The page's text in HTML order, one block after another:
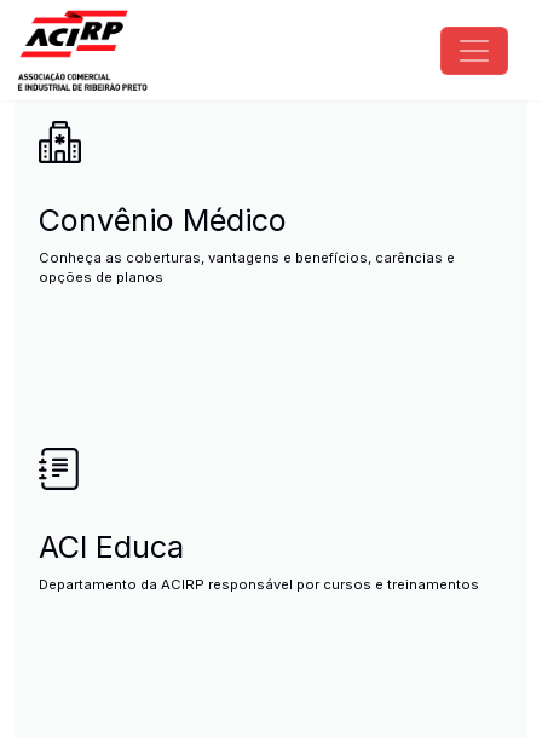
Pular para o conteúdo principal
ACIRP - Associação Comercial
Convênio Médico
Conheça as coberturas, vantagens e benefícios, carências e
opções de planos
ACI Educa
Departamento da ACIRP responsável por cursos e treinamentos